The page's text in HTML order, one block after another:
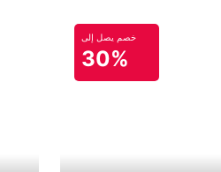
خصم يصل إلى
30%